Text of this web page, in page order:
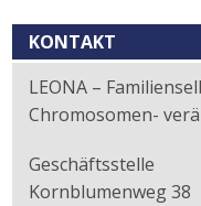
Kontext
KONTAKT
LEONA –
Chromosomen-
Geschäftsstelle
Kornblumenweg 38